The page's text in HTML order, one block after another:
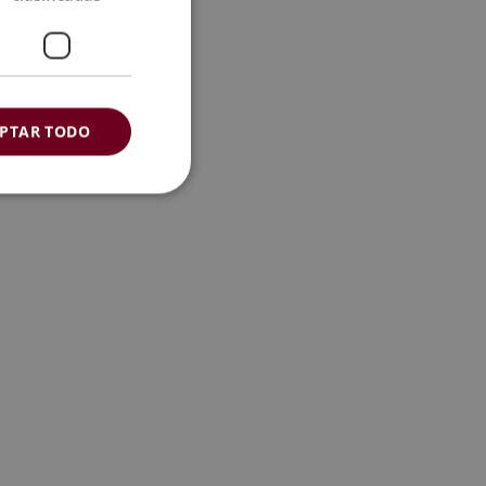
TODO